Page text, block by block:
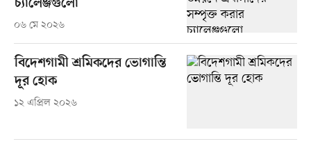
চ্যালেঞ্জগুলো
০৬ মে ২০২৬
বিদেশগামী শ্রমিকদের ভোগান্তি
দূর হোক
১২ এপ্রিল ২০২৬